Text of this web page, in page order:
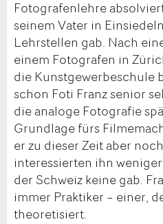
Fotografenlehre
seinem Vater in
Lehrstellen gab. Nach
einem Fotografen in
die Kunstgewerbeschule
schon Foti Franz senior
die analoge Fotografie
Grundlage fürs
er zu dieser Zeit aber
interessierten ihn
der Schweiz keine gab.
immer Praktiker – einer,
theoretisiert.